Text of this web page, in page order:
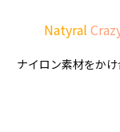
Natyral
ナイロン素材をか